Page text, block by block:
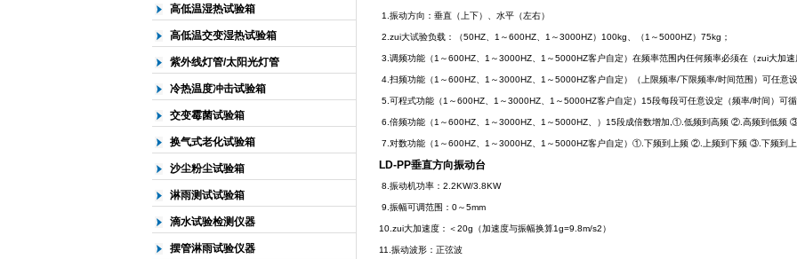
高低温湿热试验箱
高低温交变湿热试验箱
紫外线灯管/太阳光灯管
冷热温度冲击试验箱
交变霉菌试验箱
换气式老化试验箱
沙尘粉尘试验箱
淋雨测试试验箱
滴水试验检测仪器
摆管淋雨试验仪器
1.振动方向：垂直（上下）、水平（左右）
2.zui大试验负载：（50HZ、1～600HZ、1～3000HZ）100kg、（1～5000HZ）75kg；
3.调频功能（1～600HZ、1～3000HZ、1～5000HZ客户自定）在频率范围内任何频率必须在（zui大加
4.扫频功能（1～600HZ、1～3000HZ、1～5000HZ客户自定）（上限频率/下限频率/时间范围）可任意
5.可程式功能（1～600HZ、1～3000HZ、1～5000HZ客户自定）15段每段可任意设定（频率/时间）
6.倍频功能（1～600HZ、1～3000HZ、1～5000HZ、）15段成倍数增加,①.低频到高频 ②.高频到低频
7.对数功能（1～600HZ、1～3000HZ、1～5000HZ客户自定）①.下频到上频 ②.上频到下频 ③.下频到上
LD-PP垂直方向振动台
8.振动机功率：2.2KW/3.8KW
9.振幅可调范围：0～5mm
10.zui大加速度：＜20g（加速度与振幅换算1g=9.8m/s2）
11.振动波形：正弦波